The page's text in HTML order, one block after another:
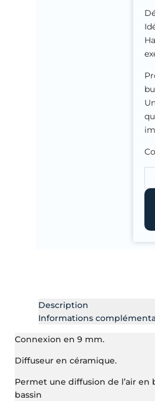
de
Description
Informations
Connexion en 9 mm.
Diffuseur en céramique.
Permet une diffusion de l’air en
bassin